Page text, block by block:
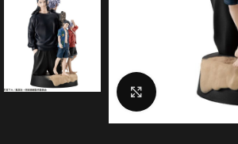
Click to enlarge